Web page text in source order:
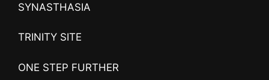
SYNASTHASIA
TRINITY SITE
ONE STEP FURTHER